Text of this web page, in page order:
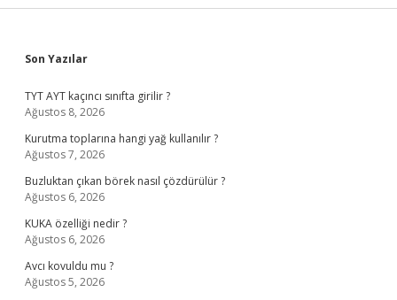
Sidebar
Son Yazılar
TYT AYT kaçıncı sınıfta girilir ?
Ağustos 8, 2026
Kurutma toplarına hangi yağ kullanılır ?
Ağustos 7, 2026
Buzluktan çıkan börek nasıl çözdürülür ?
Ağustos 6, 2026
KUKA özelliği nedir ?
Ağustos 6, 2026
Avcı kovuldu mu ?
Ağustos 5, 2026